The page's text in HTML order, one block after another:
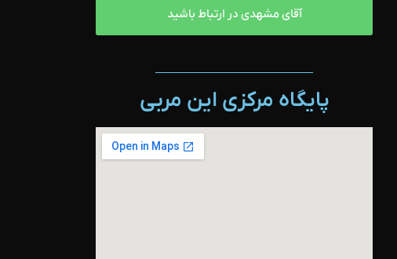
آقای مشهدی در ارتباط باشید
پایگاه مرکزی این مربی